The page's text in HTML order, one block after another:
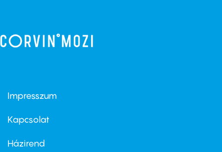
Footer
first
Impresszum
Kapcsolat
Footer
Házirend